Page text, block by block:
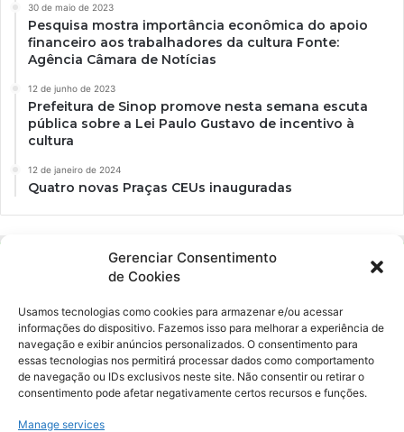
Gerenciar Consentimento
de Cookies
Usamos tecnologias como cookies para armazenar e/ou acessar
informações do dispositivo. Fazemos isso para melhorar a experiência de
navegação e exibir anúncios personalizados. O consentimento para
essas tecnologias nos permitirá processar dados como comportamento
de navegação ou IDs exclusivos neste site. Não consentir ou retirar o
consentimento pode afetar negativamente certos recursos e funções.
Manage services
30 de maio de 2023
Pesquisa mostra importância econômica do apoio
financeiro aos trabalhadores da cultura Fonte:
Agência Câmara de Notícias
12 de junho de 2023
Prefeitura de Sinop promove nesta semana escuta
pública sobre a Lei Paulo Gustavo de incentivo à
cultura
12 de janeiro de 2024
Quatro novas Praças CEUs inauguradas
Ockara é uma plataforma multicultural e criativa. Nossa proposta é
oferecer o máximo de ferramentas para realizadores e
gerenciadores de espaços criativos e culturais.